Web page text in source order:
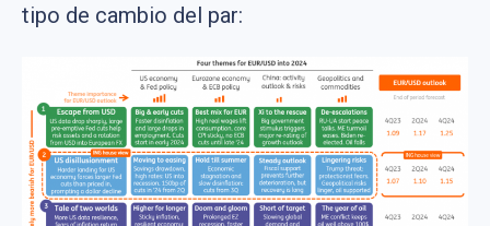
tipo de cambio del par: